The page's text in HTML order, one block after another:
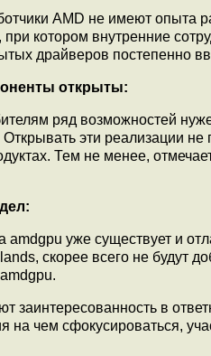
AMD не имеют опыта
котором внутренние
драйверов постепенно
открыты:
ряд возможностей
эти реализации не
Тем не менее,
amdgpu уже существует и
скорее всего не будут
заинтересованность в
на чем сфокусироваться,